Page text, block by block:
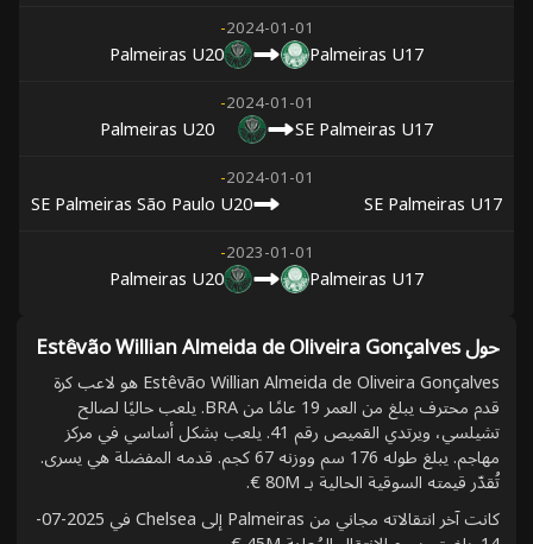
2024-01-01
-
Palmeiras U17
Palmeiras U20
2024-01-01
-
SE Palmeiras U17
Palmeiras U20
2024-01-01
-
SE Palmeiras U17
SE Palmeiras São Paulo U20
2023-01-01
-
Palmeiras U17
Palmeiras U20
حول Estêvão Willian Almeida de Oliveira Gonçalves
Estêvão Willian Almeida de Oliveira Gonçalves هو لاعب كرة
قدم محترف يبلغ من العمر 19 عامًا من BRA. يلعب حاليًا لصالح
تشيلسي، ويرتدي القميص رقم 41. يلعب بشكل أساسي في مركز
مهاجم. يبلغ طوله 176 سم ووزنه 67 كجم. قدمه المفضلة هي يسرى.
تُقدّر قيمته السوقية الحالية بـ 80M €.
كانت آخر انتقالاته مجاني من Palmeiras إلى Chelsea في 2025-07-